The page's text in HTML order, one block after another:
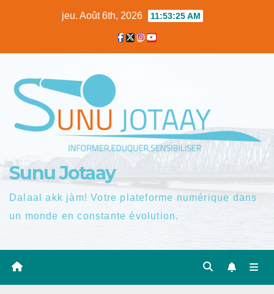
jeu. Août 6th, 2026 11:53:26 AM
Sunu Jotaay
Dalaal akk jàm! Votre plateforme numérique dans
un monde en constante évolution.